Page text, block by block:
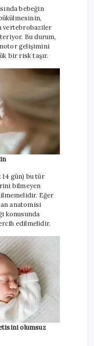
bebeğin
vertebrobaziler
Bu durum,
gelişimini
bir risk taşır.
gün) bu tür
bilmeyen
Eğer
anatomisi
konusunda
edilmelidir.
olumsuz